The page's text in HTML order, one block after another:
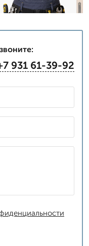
931 61-39-92